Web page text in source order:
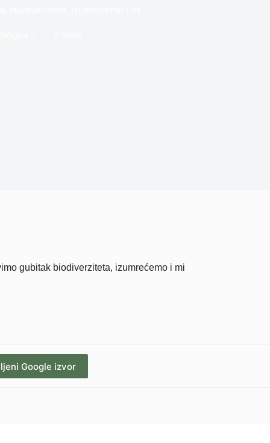
gubitak biodiverziteta, izumrećemo i mi
Google izvor